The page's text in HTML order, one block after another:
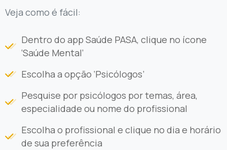
Veja como é fácil:
Dentro do app Saúde PASA, clique no ícone
‘Saúde Mental’
Escolha a opção ‘Psicólogos’
Pesquise por psicólogos por temas, área,
especialidade ou nome do profissional
Escolha o profissional e clique no dia e horário
de sua preferência